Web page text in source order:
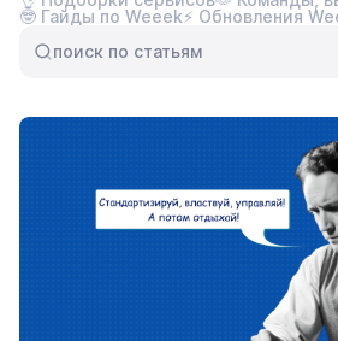
полезности и рассказы о
🤓 Гайды по Weeek⚡ Обновления
поиск по статьям